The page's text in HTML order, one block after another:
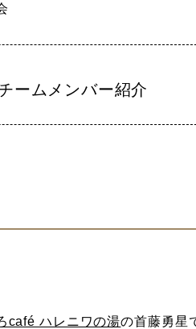
ームメンバー紹介
café ハレニワの湯の首藤勇星